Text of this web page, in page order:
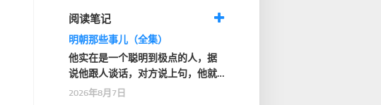
阅读笔记
明朝那些事儿（全集）
他实在是一个聪明到极点的人，据
说他跟人谈话，对方说上句，他就
知道人家下句要说什…
2026年8月7日